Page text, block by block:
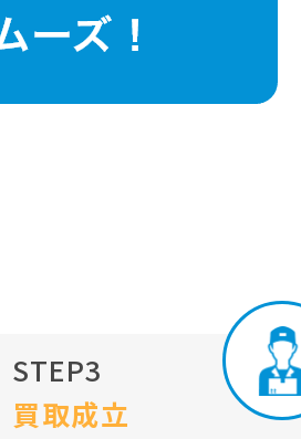
STEP3
買取成立